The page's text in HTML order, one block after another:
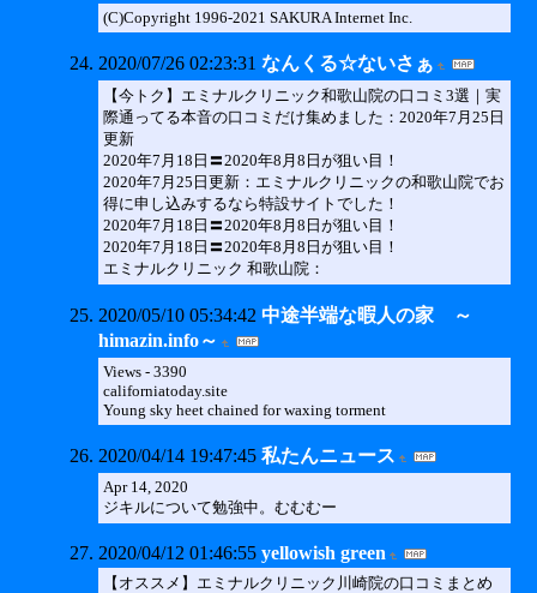
(C)Copyright 1996-2021 SAKURA Internet Inc.
2020/07/26 02:23:31 なんくる☆ないさぁ
【今トク】エミナルクリニック和歌山院の口コミ3選｜実
際通ってる本音の口コミだけ集めました：2020年7月25日
更新
2020年7月18日〓2020年8月8日が狙い目！
2020年7月25日更新：エミナルクリニックの和歌山院でお
得に申し込みするなら特設サイトでした！
2020年7月18日〓2020年8月8日が狙い目！
2020年7月18日〓2020年8月8日が狙い目！
エミナルクリニック 和歌山院：
2020/05/10 05:34:42 中途半端な暇人の家 ～
himazin.info～
Views - 3390
californiatoday.site
Young sky heet chained for waxing torment
2020/04/14 19:47:45 私たんニュース
Apr 14, 2020
ジキルについて勉強中。むむむー
2020/04/12 01:46:55 yellowish green
【オススメ】エミナルクリニック川崎院の口コミまとめ